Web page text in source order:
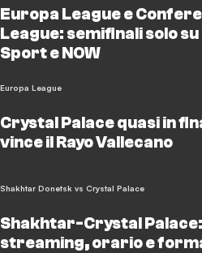
Europa League e
League: semifinali solo su
Sport e NOW
Europa League
Crystal Palace quasi in
vince il Rayo Vallecano
Shakhtar Donetsk vs Crystal Palace
Shakhtar-Crystal
streaming, orario e